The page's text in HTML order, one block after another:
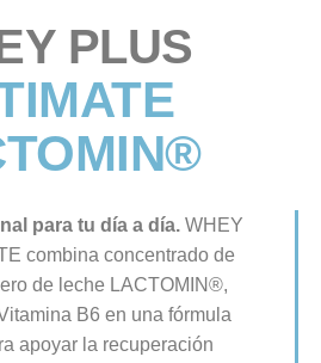
PLUS
para tu día a día. WHEY
combina concentrado de
de leche LACTOMIN®,
B6 en una fórmula
apoyar la recuperación